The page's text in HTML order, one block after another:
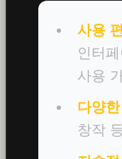
사용
인터
사용
다양
창작